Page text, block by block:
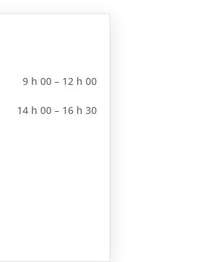
9 h 00 – 12 h 00
14 h 00 – 16 h 30